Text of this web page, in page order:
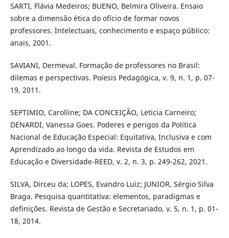
SARTI, Flávia Medeiros; BUENO, Belmira Oliveira. Ensaio
sobre a dimensão ética do ofício de formar novos
professores. Intelectuais, conhecimento e espaço público:
anais, 2001.
SAVIANI, Dermeval. Formação de professores no Brasil:
dilemas e perspectivas. Poíesis Pedagógica, v. 9, n. 1, p. 07-
19, 2011.
SEPTIMIO, Carolline; DA CONCEIÇÃO, Leticia Carneiro;
DENARDI, Vanessa Goes. Poderes e perigos da Política
Nacional de Educação Especial: Equitativa, Inclusiva e com
Aprendizado ao longo da vida. Revista de Estudos em
Educação e Diversidade-REED, v. 2, n. 3, p. 249-262, 2021.
SILVA, Dirceu da; LOPES, Evandro Luiz; JUNIOR, Sérgio Silva
Braga. Pesquisa quantitativa: elementos, paradigmas e
definições. Revista de Gestão e Secretariado, v. 5, n. 1, p. 01-
18, 2014.